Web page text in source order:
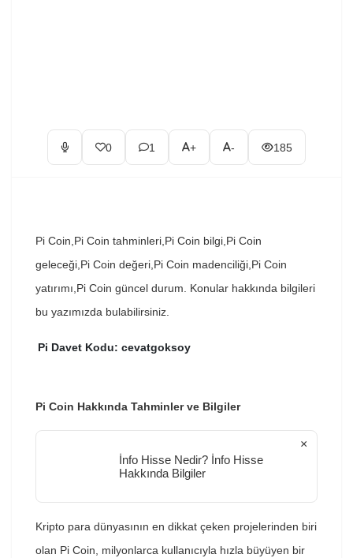
0 1 + - 185
Pi Coin,Pi Coin tahminleri,Pi Coin bilgi,Pi Coin
geleceği,Pi Coin değeri,Pi Coin madenciliği,Pi Coin
yatırımı,Pi Coin güncel durum. Konular hakkında bilgileri
bu yazımızda bulabilirsiniz.
Pi Davet Kodu: cevatgoksoy
Pi Coin Hakkında Tahminler ve Bilgiler
İnfo Hisse Nedir? İnfo Hisse
Hakkında Bilgiler
×
Kripto para dünyasının en dikkat çeken projelerinden biri
olan Pi Coin, milyonlarca kullanıcıyla hızla büyüyen bir